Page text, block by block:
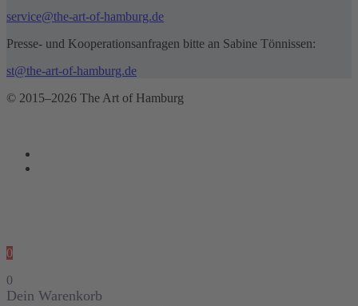
service@the-art-of-hamburg.de
Presse- und Kooperationsanfragen bitte an Sabine Tönnissen:
st@the-art-of-hamburg.de
© 2015–2026 The Art of Hamburg
0
0
Dein Warenkorb